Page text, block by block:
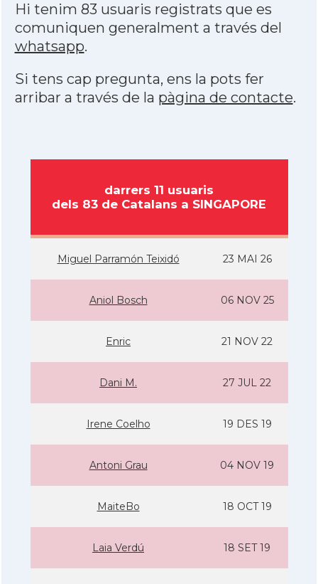
Hi tenim 83 usuaris registrats que es
comuniquen generalment a través del
whatsapp.
Si tens cap pregunta, ens la pots fer
arribar a través de la pàgina de contacte.
darrers 11 usuaris
dels 83 de Catalans a SINGAPORE
Miguel Parramón Teixidó 23 MAI 26
Aniol Bosch 06 NOV 25
Enric 21 NOV 22
Dani M. 27 JUL 22
Irene Coelho 19 DES 19
Antoni Grau 04 NOV 19
MaiteBo 18 OCT 19
Laia Verdú 18 SET 19